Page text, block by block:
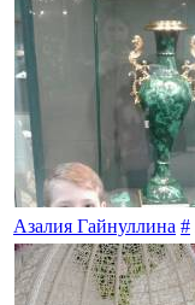
Азалия Гайнуллина #